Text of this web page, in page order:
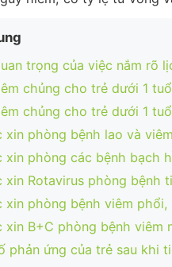
trọng của việc nắm rõ
chủng cho trẻ dưới 1
chủng cho trẻ dưới 1
xin phòng bệnh lao và
xin phòng các bệnh bạch
xin Rotavirus phòng bệnh
xin phòng bệnh viêm
xin B+C phòng bệnh viêm
phản ứng của trẻ sau khi